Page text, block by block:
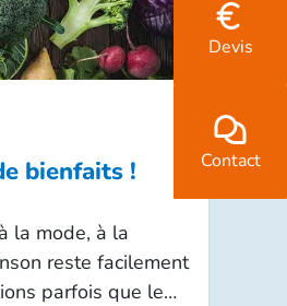
Devis
Contact
bienfaits !
la mode, à la
reste facilement
parfois que le